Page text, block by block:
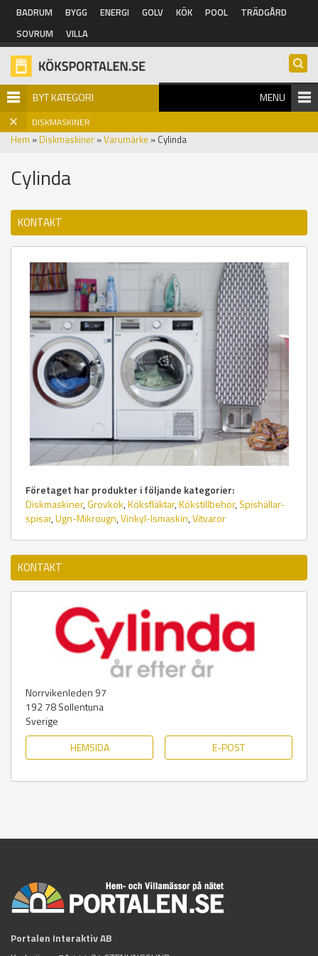
Hoppa till huvudinnehåll
BADRUM BYGG ENERGI GOLV KÖK POOL
TRÄDGÅRD
SOVRUM
VILLA
BYT KATEGORI MENU
DISKMASKINER
Hem » Diskmaskiner »Varumärke » Cylinda
Cylinda
KONTAKT
Företaget har produkter i följande kategorier:
Diskmaskiner,Grovkök,Köksfläktar,Kökstillbehör,Spishällar-
spisar,Ugn-Mikrougn,Vinkyl-Ismaskin,Vitvaror
KONTAKT
Norrvikenleden 97
192 78Sollentuna
Sverige
HEMSIDA
E-POST
Portalen Interaktiv AB